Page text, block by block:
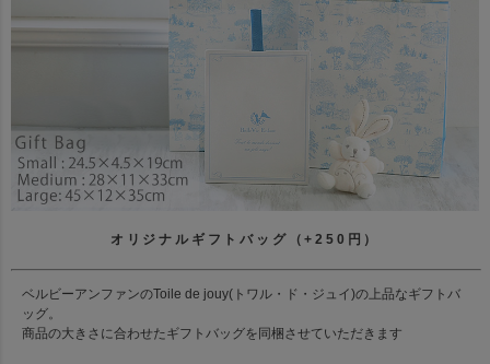
オリジナルギフトバッグ（+250円）
ベルビーアンファンのToile de jouy(トワル・ド・ジュイ)の上品なギフトバ
ッグ。
商品の大きさに合わせたギフトバッグを同梱させていただきます